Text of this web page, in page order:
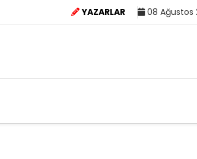
YAZARLAR 08 Ağustos